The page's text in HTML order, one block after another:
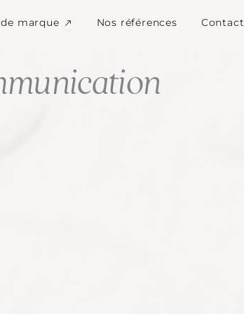
en ligne
marque Ouvrir Image de marque
Nos références Contact